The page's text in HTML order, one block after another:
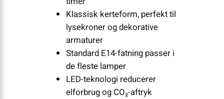
Klassisk kerteform, perfekt til
lysekroner og dekorative
armaturer
Standard E14-fatning passer i
de fleste lamper
LED-teknologi reducerer
elforbrug og CO₂-aftryk